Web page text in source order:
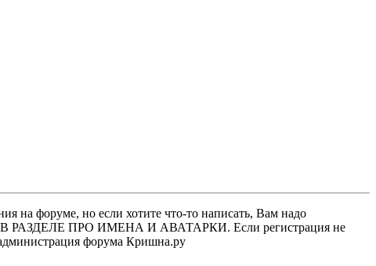
на форуме, но если хотите что-то написать, Вам надо
В РАЗДЕЛЕ ПРО ИМЕНА И АВАТАРКИ. Если регистрация не
форума Кришна.ру